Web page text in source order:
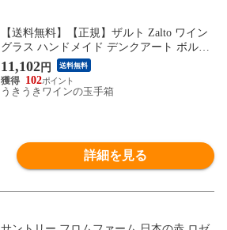
【送料無料】【正規】ザルト Zalto ワイン
グラス ハンドメイド デンクアート ボルド
ー GZ200SO
11,102円 送料無料
102
うきうきワインの玉手箱
詳細を見る